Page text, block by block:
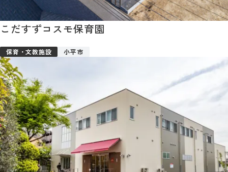
こだすずコスモ保育園
保育・文教施設 小平市